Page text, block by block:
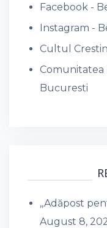
Facebook -
Instagram -
Cultul
Comunitatea
Bucuresti
,,Adăpost
August 8,